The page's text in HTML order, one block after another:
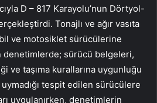
D – 817 Karayolu’nun Dörtyol-
Tonajlı ve ağır vasıta
ve motosiklet sürücülerine
sürücü belgeleri,
ve taşıma kurallarına uygunluğu
tespit edilen sürücülere
uygulanırken, denetimlerin